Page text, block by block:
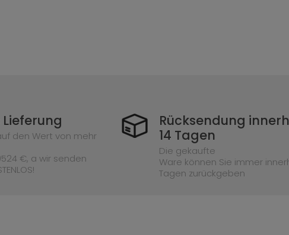
den Wert von mehr
€, a wir senden
Rücksendung
14 Tagen
Die gekaufte
Ware können Sie immer
Tagen zurückgeben